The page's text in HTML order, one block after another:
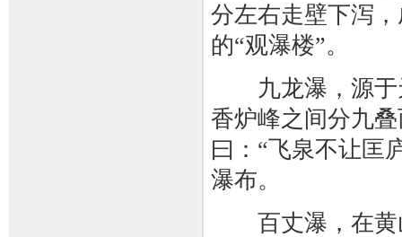
分左右走壁下泻
的“观瀑楼”。
九龙瀑，源于
香炉峰之间分九
曰：“飞泉不让匡
瀑布。
百丈瀑，在黄